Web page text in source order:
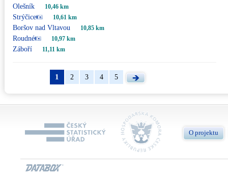
Olešník 10,46 km
Strýčice 10,61 km
Boršov nad Vltavou 10,85 km
Roudné 10,97 km
Záboří 11,11 km
1 2 3 4 5
O projektu